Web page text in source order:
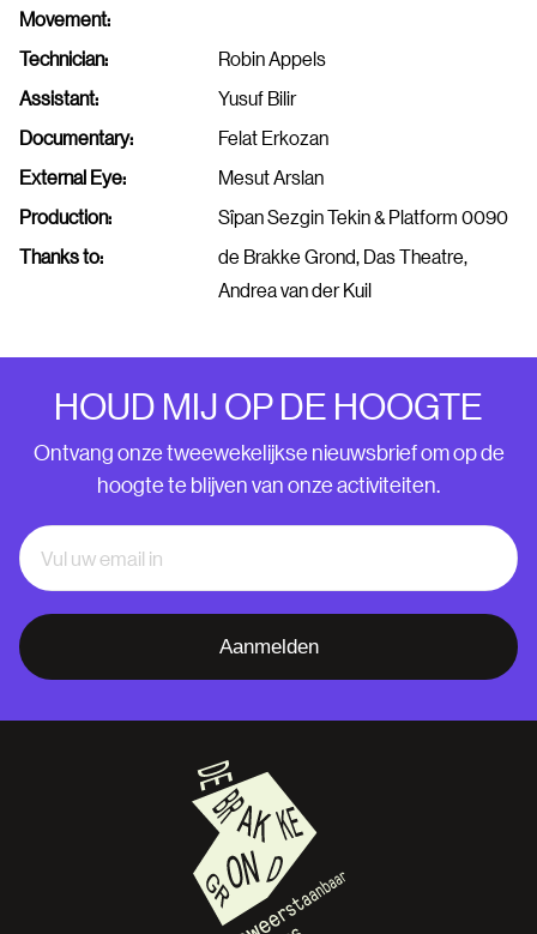
Movement:
Technician:
Robin Appels
Assistant:
Yusuf Bilir
Documentary:
Felat Erkozan
External Eye:
Mesut Arslan
Production:
Sîpan Sezgin Tekin & Platform 0090
Thanks to:
de Brakke Grond, Das Theatre,
Andrea van der Kuil
HOUD MIJ OP DE HOOGTE
Ontvang onze tweewekelijkse nieuwsbrief om op de
hoogte te blijven van onze activiteiten.
Aanmelden